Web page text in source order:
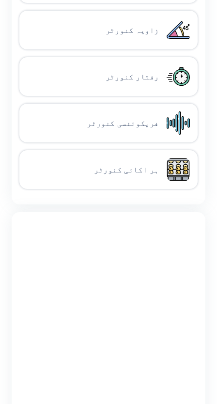
زاویہ کنورٹر
رفتار کنورٹر
فریکوئنسی کنورٹر
ہر اکائی کنورٹر